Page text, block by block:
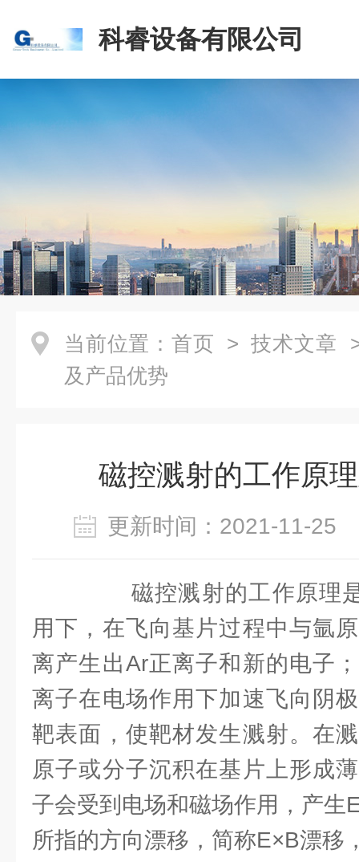
科睿设备有限公司
当前位置： 首页 > 技术文章
及产品优势
磁控溅射的工作原
更新时间：2021-11-
磁控溅射的工作原理是
用下，在飞向基片过程中与氩
离产生出Ar正离子和新的电子
离子在电场作用下加速飞向阴
靶表面，使靶材发生溅射。在
原子或分子沉积在基片上形成
子会受到电场和磁场作用，产生
所指的方向漂移，简称E×B漂移